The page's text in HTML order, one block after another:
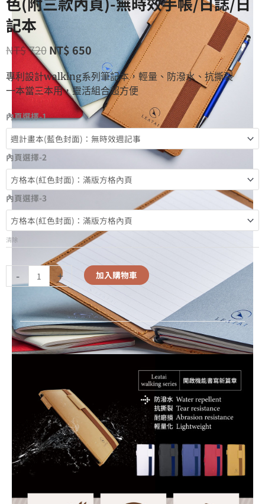
記本
NT$720 NT$ 650
專利設計walking系列筆記本，輕量、防潑水、抗撕裂
一本當三本用，靈活組合超方便
內頁選擇-1
內頁選擇-2
內頁選擇-3
清除
- + 加入購物車